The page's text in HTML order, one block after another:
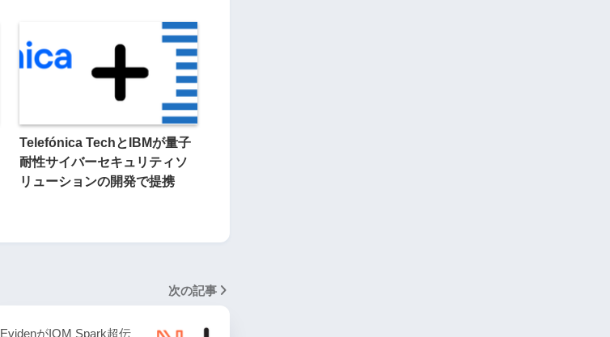
Telefónica TechとIBMが量子
耐性サイバーセキュリティソ
リューションの開発で提携
次の記事
EvidenがIQM Spark超伝